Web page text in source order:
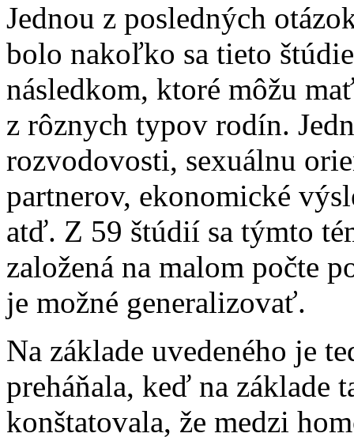
Jednou z posledných
bolo nakoľko sa tieto
následkom, ktoré môžu
z rôznych typov rodín.
rozvodovosti, sexuálnu
partnerov, ekonomické
atď. Z 59 štúdií sa týmto
založená na malom počte
je možné generalizovať.
Na základe uvedeného je
preháňala, keď na základe
konštatovala, že medzi